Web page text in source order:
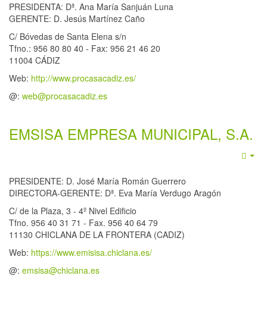
PRESIDENTA: Dª. Ana María Sanjuán Luna
GERENTE: D. Jesús Martínez Caño
C/ Bóvedas de Santa Elena s/n
Tfno.: 956 80 80 40 - Fax: 956 21 46 20
11004 CÁDIZ
Web: http://www.procasacadiz.es/
@: web@procasacadiz.es
EMSISA EMPRESA MUNICIPAL, S.A.
PRESIDENTE: D. José María Román Guerrero
DIRECTORA-GERENTE: Dª. Eva María Verdugo Aragón
C/ de la Plaza, 3 - 4º Nivel Edificio
Tfno. 956 40 31 71 - Fax. 956 40 64 79
11130 CHICLANA DE LA FRONTERA (CADIZ)
Web: https://www.emisisa.chiclana.es/
@: emsisa@chiclana.es